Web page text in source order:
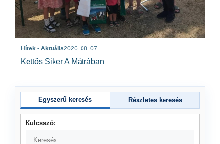
Hírek - Aktuális2026. 08. 07.
Kettős Siker A Mátrában
Egyszerű keresés Részletes keresés
Kulcsszó: